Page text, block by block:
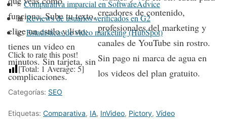
funciona. Sube tu texto,
elige un estilo y listo:
tienes un video en
minutos. Sin tarjeta, sin
complicaciones.
creadores de contenido,
profesionales del marketing y
canales de YouTube sin rostro.
Sin pago ni marca de agua en
los videos del plan gratuito.
⭐ Comparativa imparcial en SoftwareAdvice
📊Reviews de usuarios verificados en G2
📈Estadísticas de video marketing (HubSpot)
Click to rate this post!
[Total: 1Average:5]
Categorías: SEO
Etiquetas: Comparativa, IA, InVideo, Pictory, Vídeo